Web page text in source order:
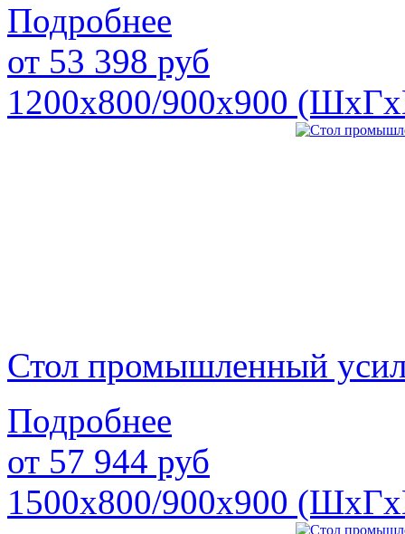
Подробнее
от 53 398 руб
1200х800/900х900
Стол промышленный
Подробнее
от 57 944 руб
1500х800/900х900